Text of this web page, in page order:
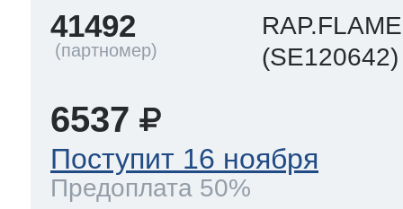
41492
(SE120642)
6537
Поступит 16 ноября
Предоплата 50%